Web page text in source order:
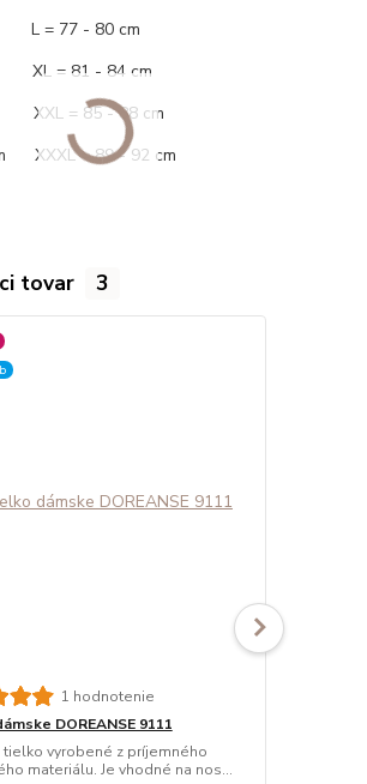
= 77 - 80 cm
= 81 - 84 cm
XXL = 85 - 88 cm
XXXL = 89 - 92 cm
tovar 3
1 hodnotenie
DOREANSE 9111
tielko vyrobené z príjemného
materiálu. Je vhodné na nos...